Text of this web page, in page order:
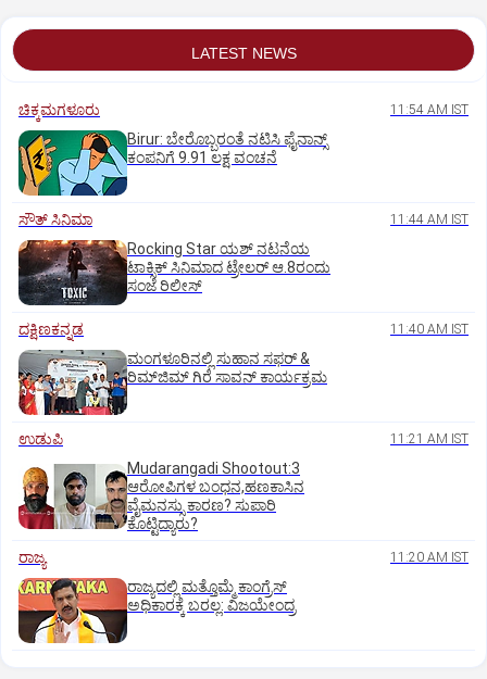
LATEST NEWS
ಚಿಕ್ಕಮಗಳೂರು 11:54 AM IST
Birur: ಬೇರೊಬ್ಬರಂತೆ ನಟಿಸಿ ಫೈನಾನ್ಸ್
ಕಂಪನಿಗೆ 9.91 ಲಕ್ಷ ವಂಚನೆ
ಸೌತ್‌ ಸಿನಿಮಾ 11:44 AM IST
Rocking Star ಯಶ್‌ ನಟನೆಯ
ಟಾಕ್ಸಿಕ್‌ ಸಿನಿಮಾದ ಟ್ರೇಲರ್‌ ಆ.8ರಂದು
ಸಂಜೆ ರಿಲೀಸ್
ದಕ್ಷಿಣಕನ್ನಡ 11:40 AM IST
ಮಂಗಳೂರಿನಲ್ಲಿ ಸುಹಾನ ಸಫರ್ &
ರಿಮ್‌ಜಿಮ್ ಗಿರೆ ಸಾವನ್ ಕಾರ್ಯಕ್ರಮ
ಉಡುಪಿ 11:21 AM IST
Mudarangadi Shootout:‌3
ಆರೋಪಿಗಳ ಬಂಧನ,ಹಣಕಾಸಿನ
ವೈಮನಸ್ಸು ಕಾರಣ? ಸುಪಾರಿ
ಕೊಟ್ಟಿದ್ಯಾರು?
ರಾಜ್ಯ
11:20 AM IST
ರಾಜ್ಯದಲ್ಲಿ ಮತ್ತೊಮ್ಮೆ ಕಾಂಗ್ರೆಸ್‌
ಅಧಿಕಾರಕ್ಕೆ ಬರಲ್ಲ: ವಿಜಯೇಂದ್ರ